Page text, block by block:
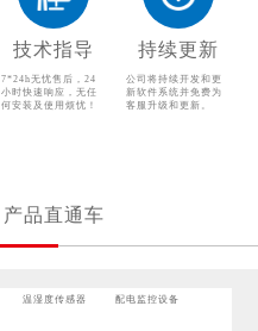
技术指导
7*24h无忧售后，24
小时快速响应，无任
何安装及使用烦忧！
持续更新
公司将持续开发和更
新软件系统并免费为
客服升级和更新。
产品直通车
温湿度传感器 配电监控设备